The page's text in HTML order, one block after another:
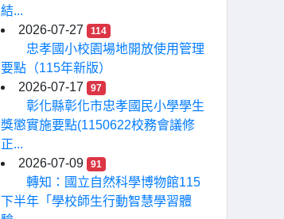
結...
2026-07-27
114
忠孝國小校園場地開放使用管理
要點（115年新版）
2026-07-17
97
彰化縣彰化市忠孝國民小學學生
獎懲實施要點(1150622校務會議修
正...
2026-07-09
91
轉知：國立自然科學博物館115
下半年「學校師生行動智慧學習體